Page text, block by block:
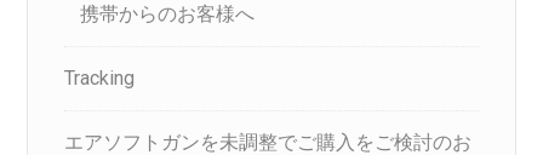
携帯からのお客様へ
Tracking
エアソフトガンを未調整でご購入をご検討のお